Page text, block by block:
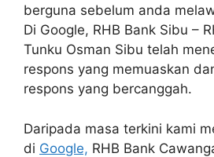
berguna sebelum anda
Di Google, RHB Bank Sibu –
Tunku Osman Sibu telah
respons yang memuaskan
respons yang bercanggah.
Daripada masa terkini kami
di Google, RHB Bank